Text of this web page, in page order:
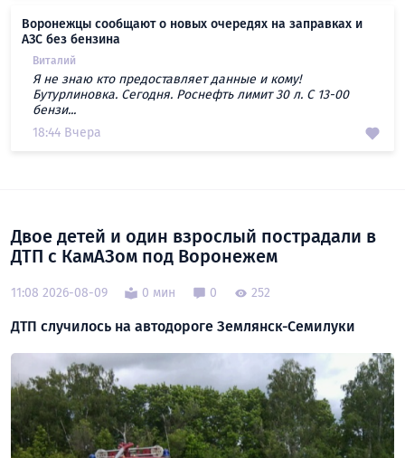
Воронежцы сообщают о новых очередях на заправках и
АЗС без бензина
Виталий
Я не знаю кто предоставляет данные и кому!
Бутурлиновка. Сегодня. Роснефть лимит 30 л. С 13-00
бензи...
18:44 Вчера
Двое детей и один взрослый пострадали в
ДТП с КамАЗом под Воронежем
11:08 2026-08-09 0 мин 0 252
ДТП случилось на автодороге Землянск-Семилуки